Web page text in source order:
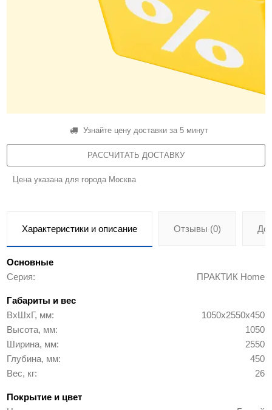
Узнайте цену доставки за 5 минут
РАССЧИТАТЬ ДОСТАВКУ
Цена указана для города Москва
Характеристики и описание Отзывы (0)
Основные
Серия
ПРАКТИК Home
Габариты и вес
ВхШхГ, мм
1050x2550x450
Высота, мм
1050
Ширина, мм
2550
Глубина, мм
450
Вес, кг
26
Покрытие и цвет